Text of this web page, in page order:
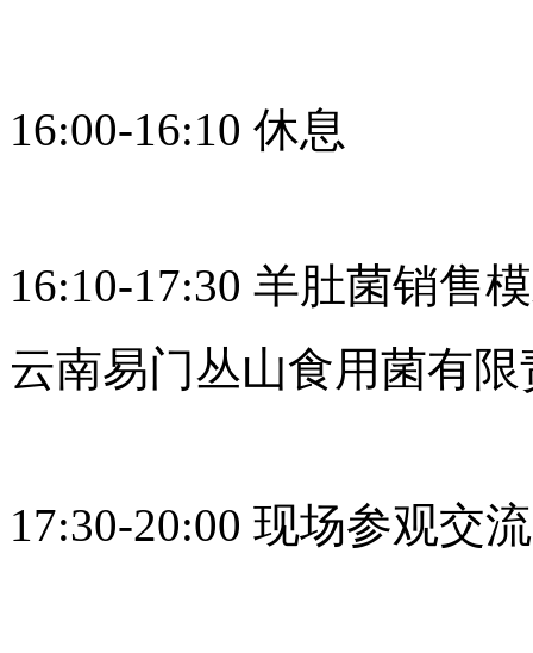
16:00-16:10 休息
16:10-17:30 羊肚菌销售
云南易门丛山食用菌有
17:30-20:00 现场参观交流